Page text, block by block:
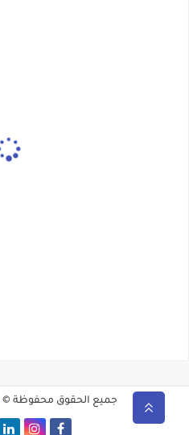
جميع الحقوق محفوظة ©